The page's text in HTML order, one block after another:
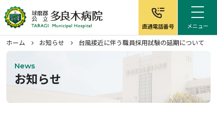
ホーム お知らせ 台風接近に伴う職員採用試験の延期について
News
お知らせ
直通電話番号 メニュー